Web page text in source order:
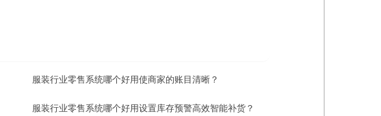
服装行业零售系统哪个好用使商家的账目清晰？
服装行业零售系统哪个好用设置库存预警高效智能补货？